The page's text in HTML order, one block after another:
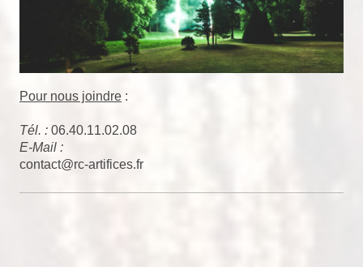
Pour nous joindre :
Tél. : 06.40.11.02.08
E-Mail :
contact@rc-artifices.fr